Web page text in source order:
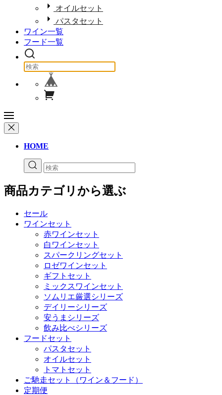
オイルセット
パスタセット
ワイン一覧
フード一覧
HOME
商品カテゴリから選ぶ
セール
ワインセット
赤ワインセット
白ワインセット
スパークリングセット
ロゼワインセット
ギフトセット
ミックスワインセット
ソムリエ厳選シリーズ
デイリーシリーズ
安うまシリーズ
飲み比べシリーズ
フードセット
パスタセット
オイルセット
トマトセット
ご馳走セット（ワイン＆フード）
定期便